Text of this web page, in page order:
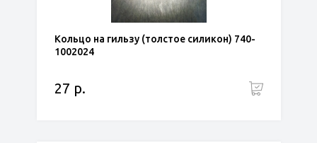
Кольцо на гильзу (толстое силикон) 740-
1002024
27 р.